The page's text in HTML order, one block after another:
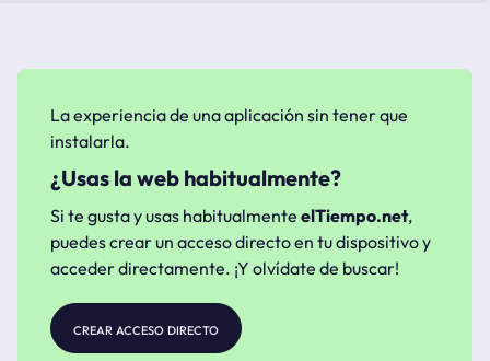
La experiencia de una aplicación sin tener que
instalarla.
¿Usas la web habitualmente?
Si te gusta y usas habitualmente elTiempo.net,
puedes crear un acceso directo en tu dispositivo y
acceder directamente. ¡Y olvídate de buscar!
crear acceso directo